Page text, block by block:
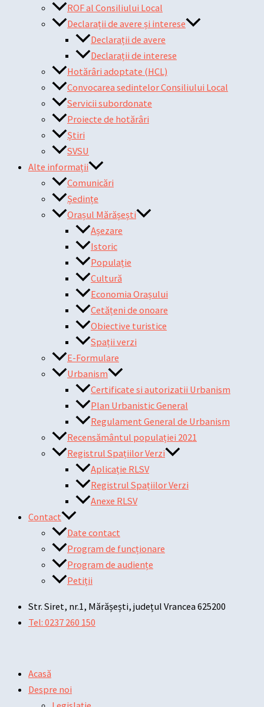
ROF al Consiliului Local
Declarații de avere și interese
Declarații de avere
Declarații de interese
Hotărâri adoptate (HCL)
Convocarea sedintelor Consiliului Local
Servicii subordonate
Proiecte de hotărâri
Știri
SVSU
Alte informații
Comunicări
Ședințe
Orașul Mărășești
Așezare
Istoric
Populație
Cultură
Economia Orașului
Cetățeni de onoare
Obiective turistice
Spații verzi
E-Formulare
Urbanism
Certificate si autorizatii Urbanism
Plan Urbanistic General
Regulament General de Urbanism
Recensământul populației 2021
Registrul Spațiilor Verzi
Aplicație RLSV
Registrul Spațiilor Verzi
Anexe RLSV
Contact
Date contact
Program de funcționare
Program de audiențe
Petiții
Str. Siret, nr.1, Mărășești, județul Vrancea 625200
Tel: 0237 260 150
Acasă
Despre noi